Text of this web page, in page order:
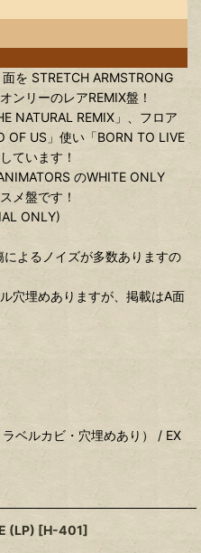
を STRETCH ARMSTRONG
ンリーのレアREMIX盤！
NATURAL REMIX」、フロア
OF US」使い「BORN TO LIVE
ています！
のWHITE ONLY
メ盤です！
ONLY)
よるノイズが多数ありますの
穴埋めありますが、掲載はA面
ベルカビ・穴埋めあり） / EX
(LP) [H-401]